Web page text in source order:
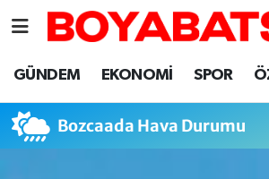
GÜNDEM EKONOMİ SPOR
Bozcaada Hava Durumu
Sinop Nöbetçi Eczaneler
Sinop Hava Durumu